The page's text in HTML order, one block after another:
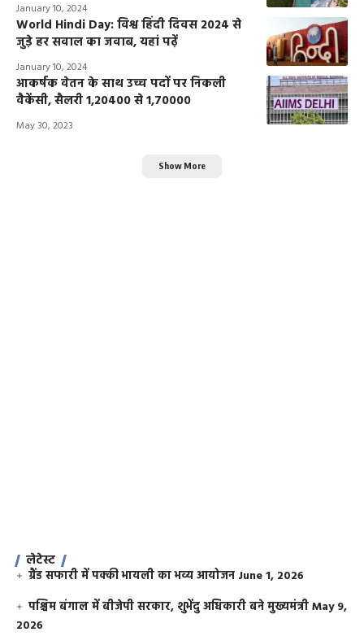
January 10, 2024
World Hindi Day: विश्व हिंदी दिवस 2024 से
जुड़े हर सवाल का जवाब, यहां पढ़ें
January 10, 2024
आकर्षक वेतन के साथ उच्च पदों पर निकली
वैकेंसी, सैलरी 1,20400 से 1,70000
May 30, 2023
Show More
लेटेस्ट
ग्रैंड सफारी में पक्की भायली का भव्य आयोजन June 1, 2026
पश्चिम बंगाल में बीजेपी सरकार, शुभेंदु अधिकारी बने मुख्यमंत्रीMay 9,
2026